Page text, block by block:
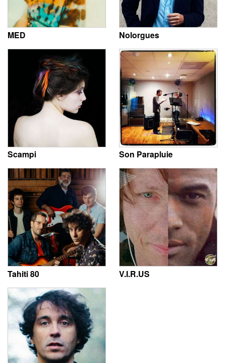
MED Nolorgues
Scampi Son Parapluie
Tahiti 80 V.I.R.US